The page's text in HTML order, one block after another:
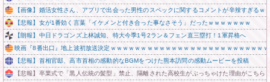
【画像】婚活女性さん、アプリで出会った男性のスペックに関するコメントが辛辣すぎるｗ
【悲報】女が1番効く言葉「イケメンと付き合った事なさそう」だったｗｗｗｗｗｗｗ
【朗報】中日ドラゴンズ上林誠知、特大今季1号2ラン＆フェン直三塁打！1軍昇格へ
映画『8番出口』地上波初放送決定ｗｗｗｗｗｗｗｗｗｗｗｗｗｗｗｗｗｗｗｗｗｗｗｗｗ
【悲報】首相官邸、高市首相の感動的なBGMをつけた熊本訪問の感動ムービーを投稿
【悲報】卒業式で「黒人伝統の髪型」禁止、隔離された高校生がぶっちゃけた理由がこちら